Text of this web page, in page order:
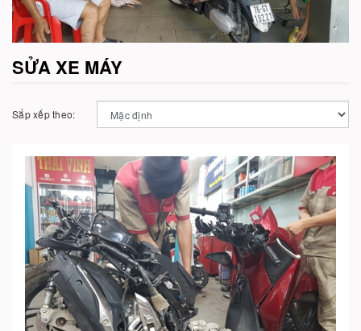
SỬA XE MÁY
Sắp xếp theo:
Cho vào giỏ hàng